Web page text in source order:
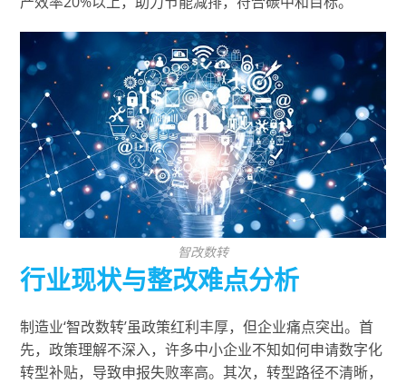
智改数转
行业现状与整改难点分析
制造业‘智改数转’虽政策红利丰厚，但企业痛点突出。首
先，政策理解不深入，许多中小企业不知如何申请数字化
转型补贴，导致申报失败率高。其次，转型路径不清晰，